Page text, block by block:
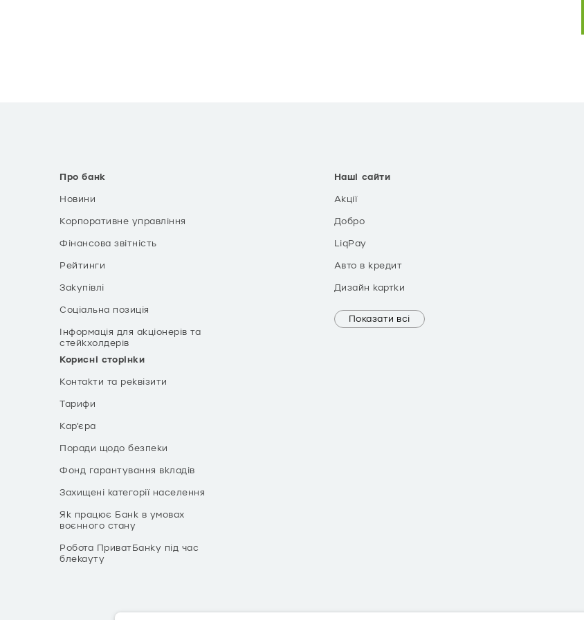
Про банк
Новини
Корпоративне управління
Фінансова звітність
Рейтинги
Закупівлі
Соціальна позиція
Інформація для акціонерів та
стейкхолдерів
Корисні сторінки
Контакти та реквізити
Тарифи
Кар’єра
Поради щодо безпеки
Фонд гарантування вкладів
Захищені категорії населення
Як працює Банк в умовах
воєнного стану
Робота ПриватБанку під час
блекауту
Наші сайти
Акції
Добро
LiqPay
Авто в кредит
Дизайн картки
Показати всі